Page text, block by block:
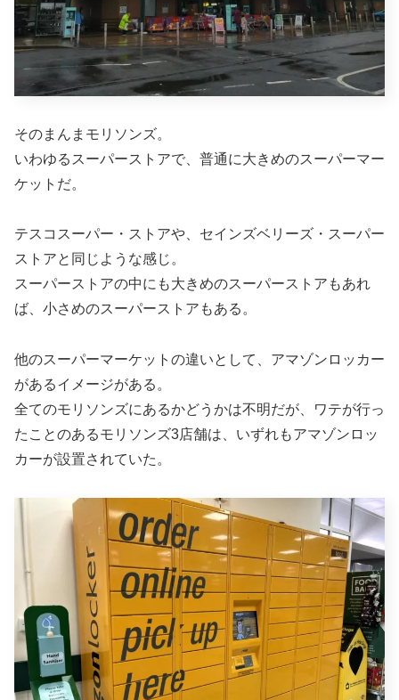
そのまんまモリソンズ。
いわゆるスーパーストアで、普通に大きめのスーパーマー
ケットだ。
テスコスーパー・ストアや、セインズベリーズ・スーパー
ストアと同じような感じ。
スーパーストアの中にも大きめのスーパーストアもあれ
ば、小さめのスーパーストアもある。
他のスーパーマーケットの違いとして、アマゾンロッカー
があるイメージがある。
全てのモリソンズにあるかどうかは不明だが、ワテが行っ
たことのあるモリソンズ3店舗は、いずれもアマゾンロッ
カーが設置されていた。